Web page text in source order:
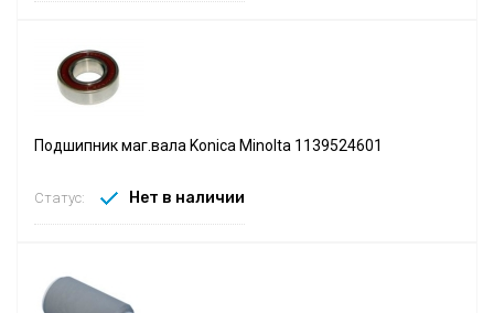
Подшипник маг.вала Konica Minolta 1139524601
Статус: Нет в наличии